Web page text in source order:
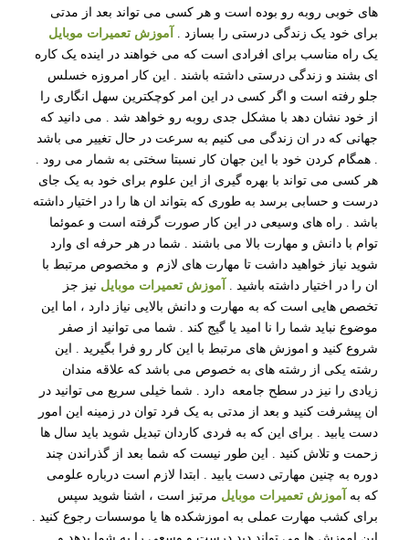
های خوبی روبه رو بوده است و هر کسی می تواند بعد از مدتی
برای خود یک زندگی درستی را بسازد .
آموزش تعمیرات موبایل
یک راه مناسب برای افرادی است که می خواهند در اینده یک کاره
ای بشند و زندگی درستی داشته باشند . این کار امروزه خسلس
جلو رفته است و اگر کسی در این امر کوچکترین سهل انگاری را
از خود نشان دهد با مشکل جدی روبه رو خواهد شد . می دانید که
جهانی که در ان زندگی می کنیم به سرعت در حال تغییر می باشد
. همگام کردن خود با این جهان کار نسبتا سختی به شمار می رود .
هر کسی می تواند با بهره گیری از این علوم برای خود به یک جای
درست و حسابی برسد به طوری که بتواند ان ها را در اختیار داشته
باشد . راه های وسیعی در این کار صورت گرفته است و عموئما
توام با دانش و مهارت بالا می باشند . شما در هر حرفه ای وارد
شوید نیاز خواهید داشت تا مهارت های لازم و مخصوص مرتبط با
ان را در اختیار داشته باشید .
آموزش تعمیرات موبایل نیز جز
تخصص هایی است که به مهارت و دانش بالایی نیاز دارد ، اما این
موضوع نباید شما را نا امید یا گیج کند . شما می توانید از صفر
شروع کنید و اموزش های مرتبط با این کار رو فرا بگیرید . این
رشته یکی از رشته های به خصوص می باشد که علاقه مندان
زیادی را نیز در سطح جامعه دارد . شما خیلی سریع می توانید در
ان پیشرفت کنید و بعد از مدتی به یک فرد توان در زمینه این امور
دست یابید . برای این که به فردی کاردان تبدیل شوید باید سال ها
زحمت و تلاش کنید . این طور نیست که شما بعد از گذراندن چند
دوره به چنین مهارتی دست یابید . ابتدا لازم است درباره علومی
که به
آموزش تعمیرات موبایل مرتبز است ، اشنا شوید سپس
برای کشب مهارت عملی به اموزشکده ها یا موسسات رجوع کنید .